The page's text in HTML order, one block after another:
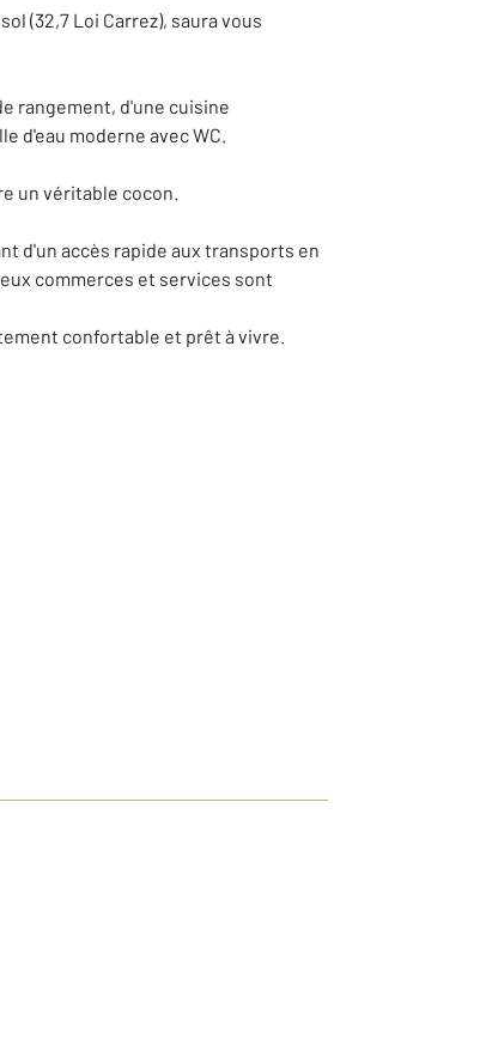
(32,7 Loi Carrez), saura vous
rangement, d'une cuisine
d'eau moderne avec WC.
un véritable cocon.
d'un accès rapide aux transports en
commerces et services sont
confortable et prêt à vivre.